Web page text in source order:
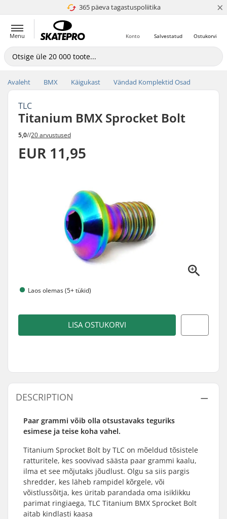
365 päeva tagastuspoliitika
4.8 paljaks 5 ×
Menu Ostukorvi
Salvestatud
Konto
Avaleht BMX Käigukast Vändad Komplektid Osad
TLC
Titanium BMX Sprocket Bolt
5,0//20 arvustused
EUR 11,95
Laos olemas (5+ tükid)
LISA OSTUKORVI
DESCRIPTION
Paar grammi võib olla otsustavaks teguriks
esimese ja teise koha vahel.
Titanium Sprocket Bolt by TLC on mõeldud tõsistele
ratturitele, kes soovivad säästa paar grammi kaalu,
ilma et see mõjutaks jõudlust. Olgu sa siis pargis
shredder, kes läheb rampidel kõrgele, või
võistlussõitja, kes üritab parandada oma isiklikku
parimat ringiaega, TLC Titanium BMX Sprocket Bolt
aitab kindlasti kaasa